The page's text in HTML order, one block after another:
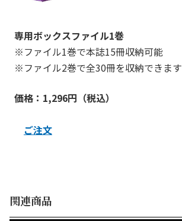
専用ボックスファイル1巻
※ファイル1巻で本誌15冊収納可能
※ファイル2巻で全30冊を収納できます
価格：1,296円（税込）
ご注文
関連商品